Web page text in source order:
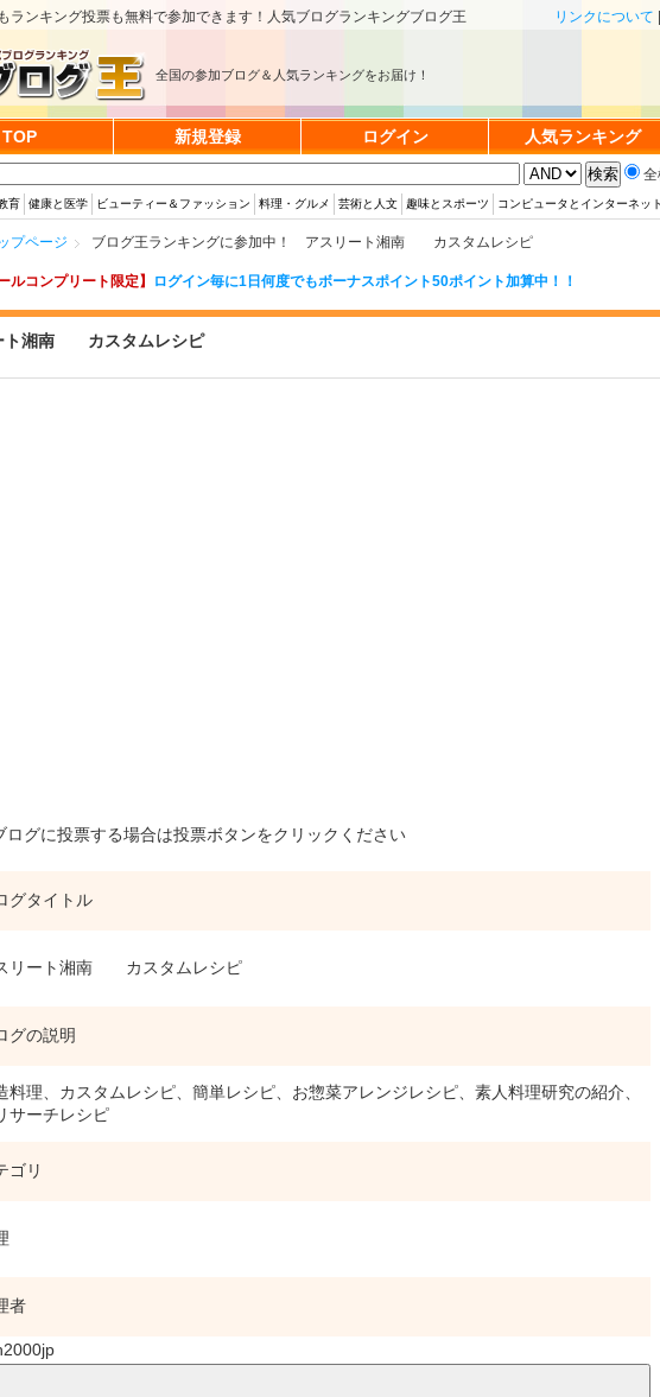
ランキング投票も無料で参加できます！人気ブログランキングブログ王 リンクについて
全国の参加ブログ＆人気ランキングをお届け！
TOP 新規登録 ログイン 人気ランキング
育 健康と医学 ビューティー＆ファッション 料理・グルメ 芸術と人文 趣味とスポーツ コンピュータとインターネット
プページ ブログ王ランキングに参加中！ アスリート湘南 カスタムレシピ
ルコンプリート限定】 ログイン毎に1日何度でもボーナスポイント50ポイント加算中！！
ト湘南 カスタムレシピ
ログに投票する場合は投票ボタンをクリックください
グタイトル
リート湘南 カスタムレシピ
グの説明
理、カスタムレシピ、簡単レシピ、お惣菜アレンジレシピ、素人料理研究の紹介、
サーチレシピ
ゴリ
者